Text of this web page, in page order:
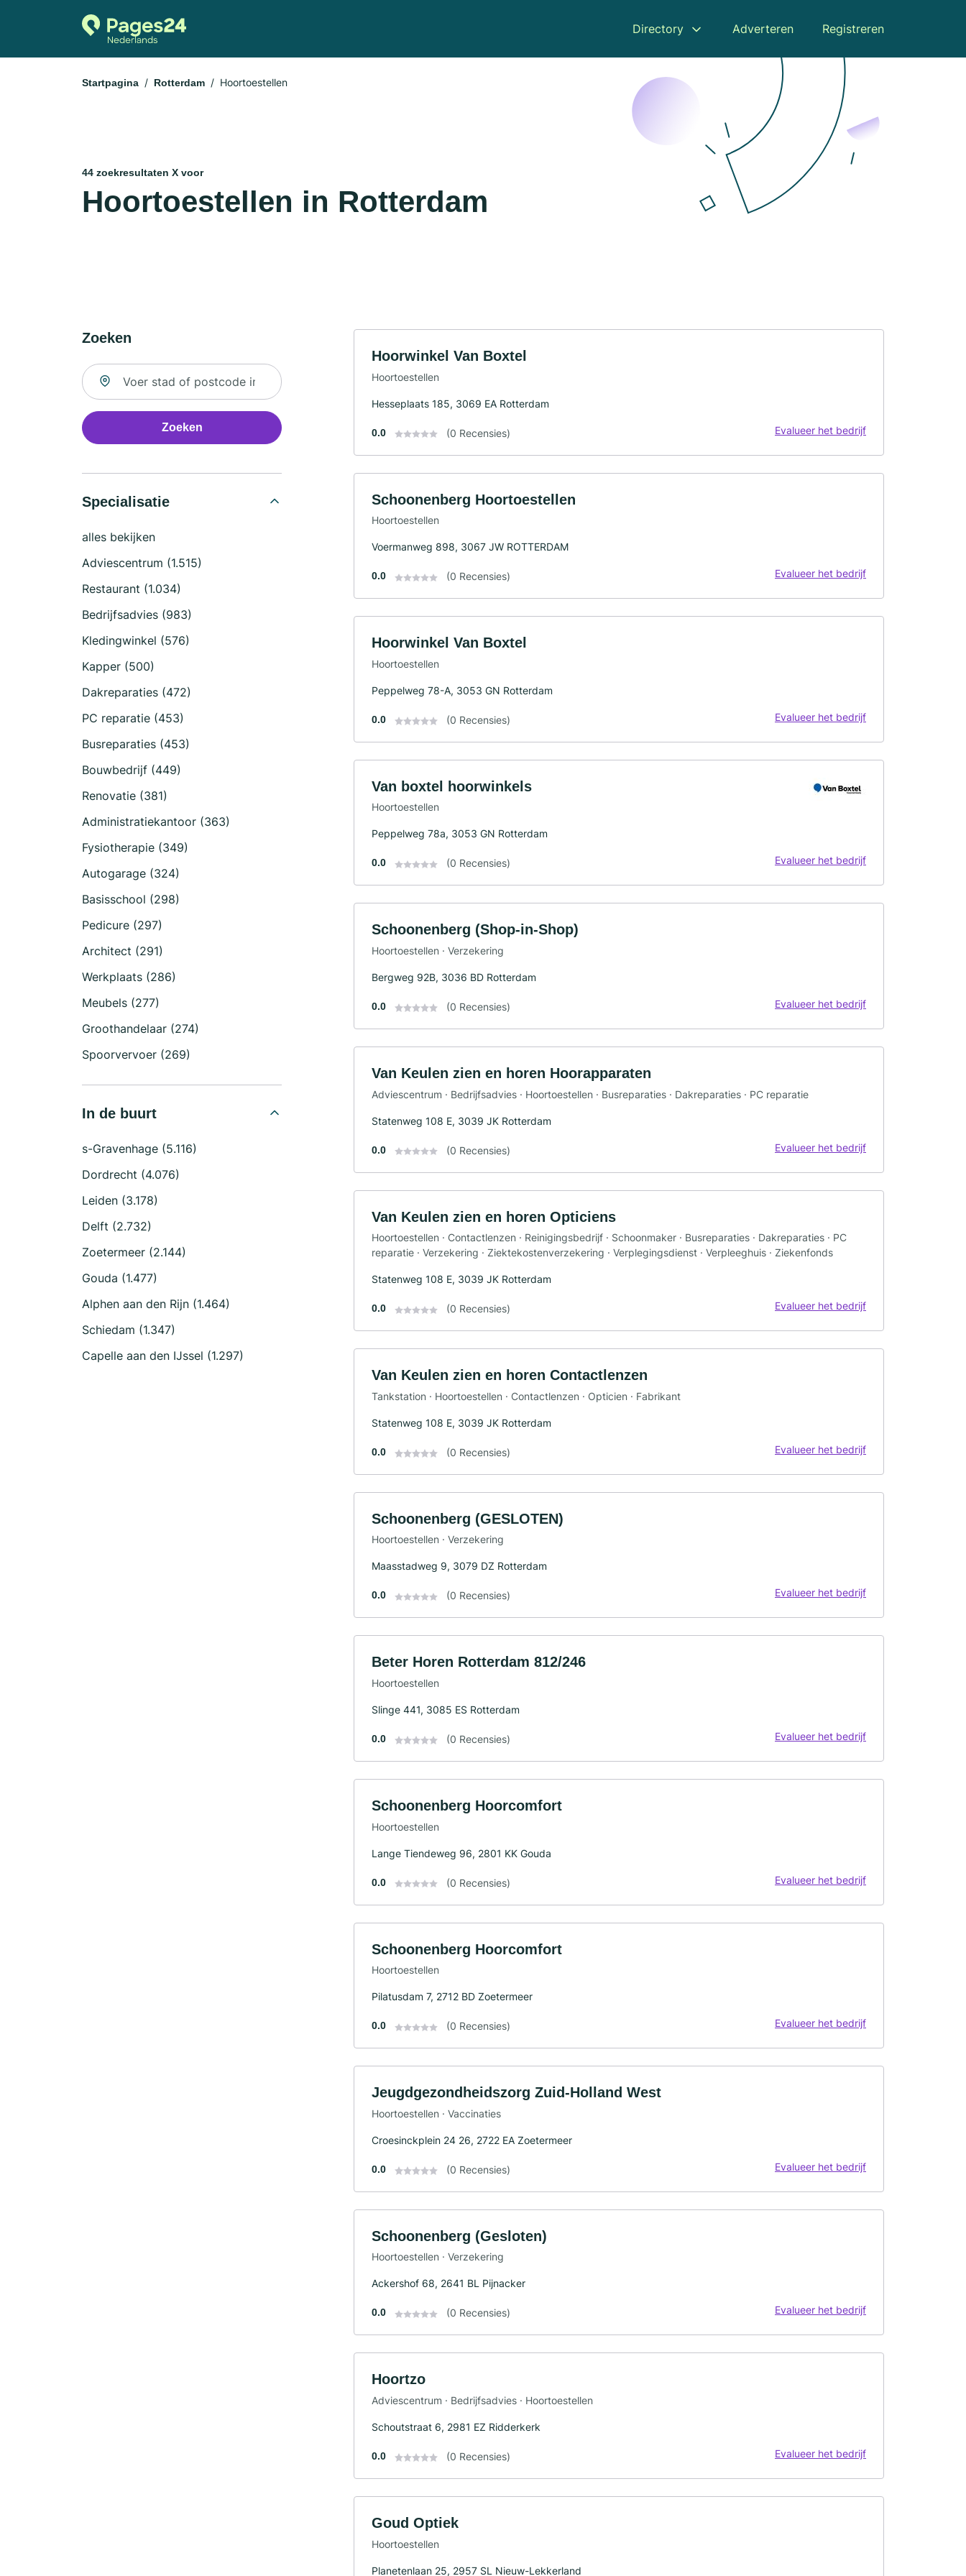
Directory Adverteren Registreren
Startpagina Rotterdam Hoortoestellen
44 zoekresultaten X voor
Hoortoestellen in Rotterdam
Zoeken
Zoek naar locatie
Zoeken
Specialisatie
alles bekijken
Adviescentrum (1.515)
Restaurant (1.034)
Bedrijfsadvies (983)
Kledingwinkel (576)
Kapper (500)
Dakreparaties (472)
PC reparatie (453)
Busreparaties (453)
Bouwbedrijf (449)
Renovatie (381)
Administratiekantoor (363)
Fysiotherapie (349)
Autogarage (324)
Basisschool (298)
Pedicure (297)
Architect (291)
Werkplaats (286)
Meubels (277)
Groothandelaar (274)
Spoorvervoer (269)
In de buurt
s-Gravenhage (5.116)
Dordrecht (4.076)
Leiden (3.178)
Delft (2.732)
Zoetermeer (2.144)
Gouda (1.477)
Alphen aan den Rijn (1.464)
Schiedam (1.347)
Capelle aan den IJssel (1.297)
Hoorwinkel Van Boxtel
Hoortoestellen
Hesseplaats 185, 3069 EA Rotterdam
0.0 (0 Recensies) Evalueer het bedrijf
Schoonenberg Hoortoestellen
Hoortoestellen
Voermanweg 898, 3067 JW ROTTERDAM
0.0 (0 Recensies) Evalueer het bedrijf
Hoorwinkel Van Boxtel
Hoortoestellen
Peppelweg 78-A, 3053 GN Rotterdam
0.0 (0 Recensies) Evalueer het bedrijf
Van boxtel hoorwinkels
Hoortoestellen
Peppelweg 78a, 3053 GN Rotterdam
0.0 (0 Recensies) Evalueer het bedrijf
Schoonenberg (Shop-in-Shop)
Hoortoestellen · Verzekering
Bergweg 92B, 3036 BD Rotterdam
0.0 (0 Recensies) Evalueer het bedrijf
Van Keulen zien en horen Hoorapparaten
Adviescentrum · Bedrijfsadvies · Hoortoestellen · Busreparaties · Dakreparaties · PC reparatie
Statenweg 108 E, 3039 JK Rotterdam
0.0 (0 Recensies) Evalueer het bedrijf
Van Keulen zien en horen Opticiens
Hoortoestellen · Contactlenzen · Reinigingsbedrijf · Schoonmaker · Busreparaties · Dakreparaties · PC
reparatie · Verzekering · Ziektekostenverzekering · Verplegingsdienst · Verpleeghuis · Ziekenfonds
Statenweg 108 E, 3039 JK Rotterdam
0.0 (0 Recensies) Evalueer het bedrijf
Van Keulen zien en horen Contactlenzen
Tankstation · Hoortoestellen · Contactlenzen · Opticien · Fabrikant
Statenweg 108 E, 3039 JK Rotterdam
0.0 (0 Recensies) Evalueer het bedrijf
Schoonenberg (GESLOTEN)
Hoortoestellen · Verzekering
Maasstadweg 9, 3079 DZ Rotterdam
0.0 (0 Recensies) Evalueer het bedrijf
Beter Horen Rotterdam 812/246
Hoortoestellen
Slinge 441, 3085 ES Rotterdam
0.0 (0 Recensies) Evalueer het bedrijf
Schoonenberg Hoorcomfort
Hoortoestellen
Lange Tiendeweg 96, 2801 KK Gouda
0.0 (0 Recensies) Evalueer het bedrijf
Schoonenberg Hoorcomfort
Hoortoestellen
Pilatusdam 7, 2712 BD Zoetermeer
0.0 (0 Recensies) Evalueer het bedrijf
Jeugdgezondheidszorg Zuid-Holland West
Hoortoestellen · Vaccinaties
Croesinckplein 24 26, 2722 EA Zoetermeer
0.0 (0 Recensies) Evalueer het bedrijf
Schoonenberg (Gesloten)
Hoortoestellen · Verzekering
Ackershof 68, 2641 BL Pijnacker
0.0 (0 Recensies) Evalueer het bedrijf
Hoortzo
Adviescentrum · Bedrijfsadvies · Hoortoestellen
Schoutstraat 6, 2981 EZ Ridderkerk
0.0 (0 Recensies) Evalueer het bedrijf
Goud Optiek
Hoortoestellen
Planetenlaan 25, 2957 SL Nieuw-Lekkerland